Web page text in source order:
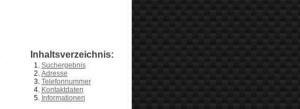
Inhaltsverzeichnis:
Suchergebnis
Adresse
Telefonnummer
Kontaktdaten
Informationen